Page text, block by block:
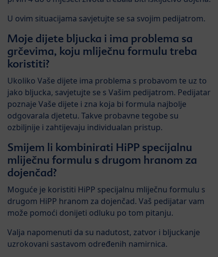
U ovim situacijama savjetujte se sa svojim pedijatrom.
Moje dijete bljucka i ima problema sa
grčevima, koju mliječnu formulu treba
koristiti?
Ukoliko Vaše dijete ima problema s probavom te uz to
jako bljucka, savjetujte se s Vašim pedijatrom. Pedijatar
poznaje Vaše dijete i zna koja bi formula najbolje
odgovarala djetetu. Takve probavne tegobe su
ozbiljnije i zahtijevaju individualan pristup.
Smijem li kombinirati HiPP specijalnu
mliječnu formulu s drugom hranom za
dojenčad?
Moguće je koristiti HiPP specijalnu mliječnu formulu s
drugom HiPP hranom za dojenčad. Vaš pedijatar vam
može pomoći donijeti odluku po tom pitanju.
Valja napomenuti da su nadutost, zatvor i bljuckanje
uzrokovani sastavom određenih namirnica.